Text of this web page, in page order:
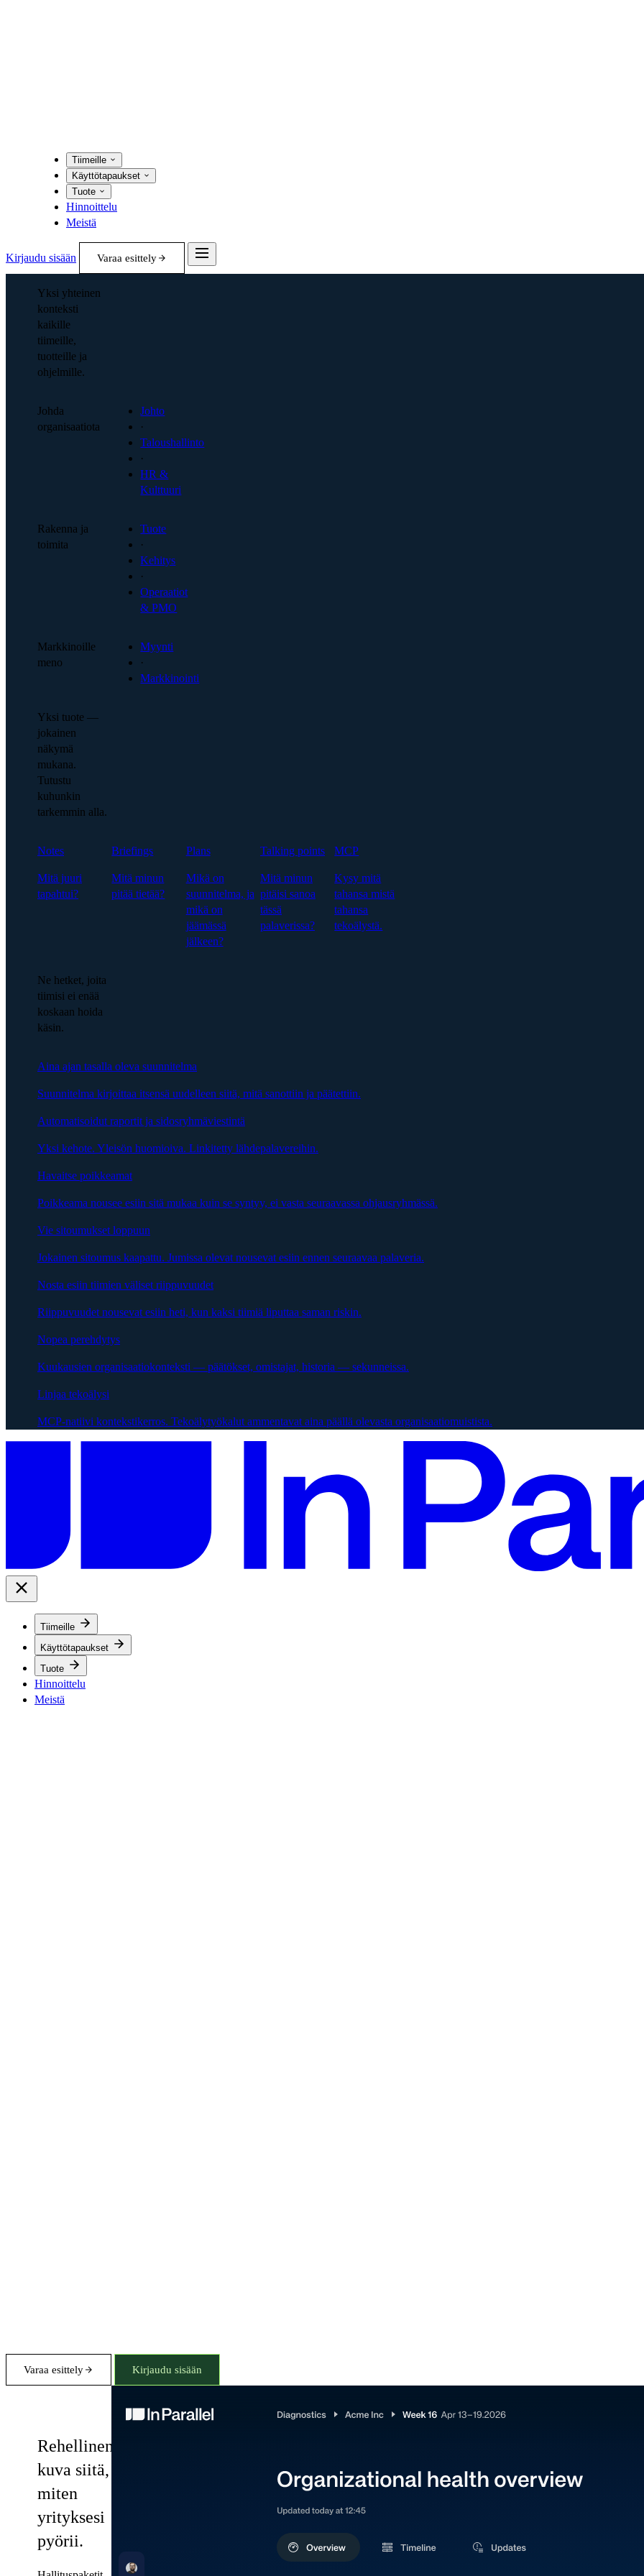
Tiimeille
Käyttötapaukset
Tuote
Hinnoittelu
Meistä
Kirjaudu sisään Varaa esittely
Yksi yhteinen
konteksti
kaikille
tiimeille,
tuotteille ja
ohjelmille.
Johda
organisaatiota
Johto
·
Taloushallinto
·
HR &
Kulttuuri
Rakenna ja
toimita
Tuote
·
Kehitys
·
Operaatiot
& PMO
Markkinoille
meno
Myynti
·
Markkinointi
Yksi tuote —
jokainen
näkymä
mukana.
Tutustu
kuhunkin
tarkemmin alla.
Notes
Mitä juuri
tapahtui?
Briefings
Mitä minun
pitää tietää?
Plans
Mikä on
suunnitelma, ja
mikä on
jäämässä
jälkeen?
Talking points
Mitä minun
pitäisi sanoa
tässä
palaverissa?
MCP
Kysy mitä
tahansa mistä
tahansa
tekoälystä.
Ne hetket, joita
tiimisi ei enää
koskaan hoida
käsin.
Aina ajan tasalla oleva suunnitelma
Suunnitelma kirjoittaa itsensä uudelleen siitä, mitä sanottiin ja päätettiin.
Automatisoidut raportit ja sidosryhmäviestintä
Yksi kehote. Yleisön huomioiva. Linkitetty lähdepalavereihin.
Havaitse poikkeamat
Poikkeama nousee esiin sitä mukaa kuin se syntyy, ei vasta seuraavassa ohjausryhmässä.
Vie sitoumukset loppuun
Jokainen sitoumus kaapattu. Jumissa olevat nousevat esiin ennen seuraavaa palaveria.
Nosta esiin tiimien väliset riippuvuudet
Riippuvuudet nousevat esiin heti, kun kaksi tiimiä liputtaa saman riskin.
Nopea perehdytys
Kuukausien organisaatiokonteksti — päätökset, omistajat, historia — sekunneissa.
Linjaa tekoälysi
MCP-natiivi kontekstikerros. Tekoälytyökalut ammentavat aina päällä olevasta organisaatiomuistista.
Tiimeille
Käyttötapaukset
Tuote
Hinnoittelu
Meistä
Varaa esittely Kirjaudu sisään
Rehellinen
kuva siitä,
miten
yrityksesi
pyörii.